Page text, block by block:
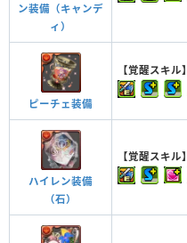
ン装備（キャンデ
ィ）
ピーチェ装備
【覚醒スキル】
ハイレン装備
（石）
【覚醒スキル】